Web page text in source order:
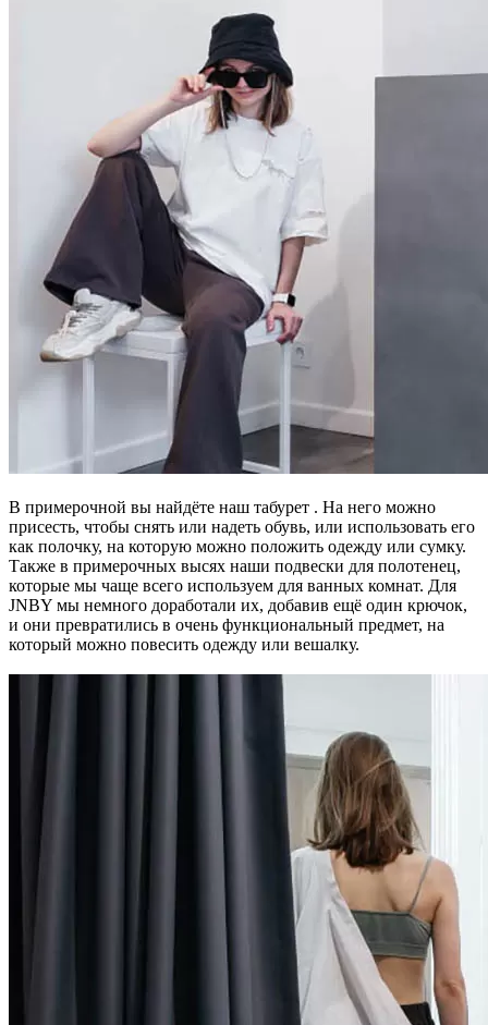
В примерочной вы найдёте наш табурет . На него можно
присесть, чтобы снять или надеть обувь, или использовать его
как полочку, на которую можно положить одежду или сумку.
Также в примерочных высях наши подвески для полотенец,
которые мы чаще всего используем для ванных комнат. Для
JNBY мы немного доработали их, добавив ещё один крючок,
и они превратились в очень функциональный предмет, на
который можно повесить одежду или вешалку.